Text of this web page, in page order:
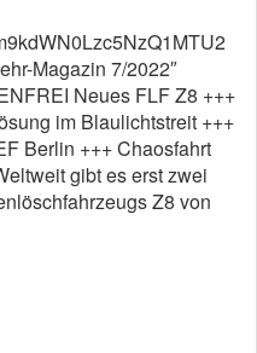
Magazin 7/2022″
Neues FLF Z8 +++
im Blaulichtstreit +++
Berlin +++ Chaosfahrt
gibt es erst zwei
Z8 von